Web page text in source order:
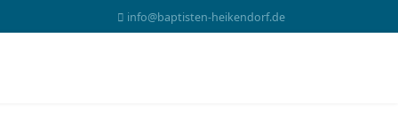
info@baptisten-heikendorf.de